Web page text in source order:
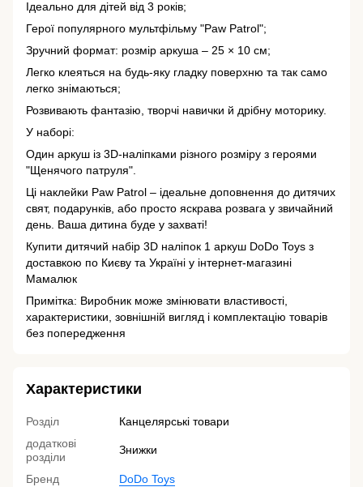
Ідеально для дітей від 3 років;
Герої популярного мультфільму "Paw Patrol";
Зручний формат: розмір аркуша – 25 × 10 см;
Легко клеяться на будь-яку гладку поверхню та так само
легко знімаються;
Розвивають фантазію, творчі навички й дрібну моторику.
У наборі:
Один аркуш із 3D-наліпками різного розміру з героями
"Щенячого патруля".
Ці наклейки Paw Patrol – ідеальне доповнення до дитячих
свят, подарунків, або просто яскрава розвага у звичайний
день. Ваша дитина буде у захваті!
Купити дитячий набір 3D наліпок 1 аркуш DoDo Toys з
доставкою по Києву та Україні у інтернет-магазині
Мамалюк
Примітка: Виробник може змінювати властивості,
характеристики, зовнішній вигляд і комплектацію товарів
без попередження
Характеристики
Розділ
Канцелярські товари
додаткові
розділи
Знижки
Бренд
DoDo Toys